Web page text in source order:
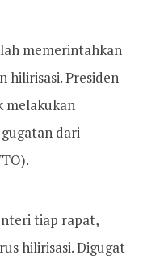
memerintahkan
hilirisasi. Presiden
melakukan
dari
tiap rapat,
hilirisasi. Digugat